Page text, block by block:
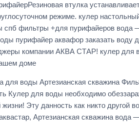
втулка
режиме. кулер
фильтры +для пурифайеров вода
пурифайер аквафор заказать воду
компании АКВА СТАР! кулер
доме
для воды Артезианская скважина
Кулер для воды необходимо
Эту данность как никто
Артезианская скважина